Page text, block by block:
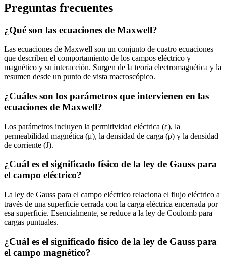
Preguntas frecuentes
¿Qué son las ecuaciones de Maxwell?
Las ecuaciones de Maxwell son un conjunto de cuatro ecuaciones
que describen el comportamiento de los campos eléctrico y
magnético y su interacción. Surgen de la teoría electromagnética y la
resumen desde un punto de vista macroscópico.
¿Cuáles son los parámetros que intervienen en las
ecuaciones de Maxwell?
Los parámetros incluyen la permitividad eléctrica (ε), la
permeabilidad magnética (μ), la densidad de carga (ρ) y la densidad
de corriente (J).
¿Cuál es el significado físico de la ley de Gauss para
el campo eléctrico?
La ley de Gauss para el campo eléctrico relaciona el flujo eléctrico a
través de una superficie cerrada con la carga eléctrica encerrada por
esa superficie. Esencialmente, se reduce a la ley de Coulomb para
cargas puntuales.
¿Cuál es el significado físico de la ley de Gauss para
el campo magnético?